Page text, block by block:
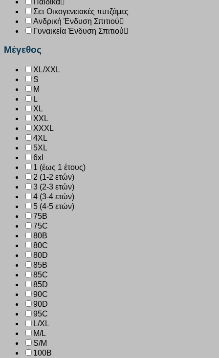
Σετ Οικογενειακές πυτζάμες
Ανδρική Ένδυση Σπιτιού
Γυναικεία Ένδυση Σπιτιού
Μέγεθος
XL/XXL
S
M
L
XL
XXL
XXXL
4XL
5XL
6xl
1 (έως 1 έτους)
2 (1-2 ετών)
3 (2-3 ετών)
4 (3-4 ετών)
5 (4-5 ετών)
75B
75C
80B
80C
80D
85B
85C
85D
90C
90D
95C
L/XL
M/L
S/M
100B